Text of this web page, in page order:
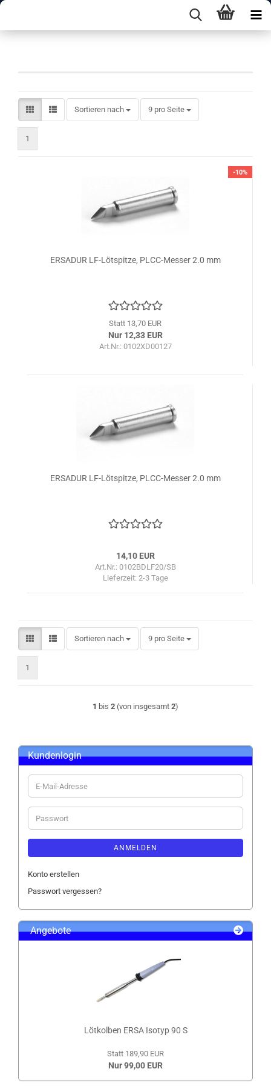
Sortieren nach
Sortieren nach 9 pro Seite
pro Seite
1
-10%
ERSADUR LF-Lötspitze, PLCC-Messer 2.0 mm
Statt 13,70 EUR
Nur 12,33 EUR
Art.Nr.: 0102XD00127
ERSADUR LF-Lötspitze, PLCC-Messer 2.0 mm
14,10 EUR
Art.Nr.: 0102BDLF20/SB
Lieferzeit: 2-3 Tage
Sortieren nach
Sortieren nach 9 pro Seite
pro Seite
1
1 bis 2 (von insgesamt 2)
Kundenlogin
E-
Mail-
Adresse
Passwort
ANMELDEN
Konto erstellen
Passwort vergessen?
Angebote
Lötkolben ERSA Isotyp 90 S
Statt 189,90 EUR
Nur 99,00 EUR